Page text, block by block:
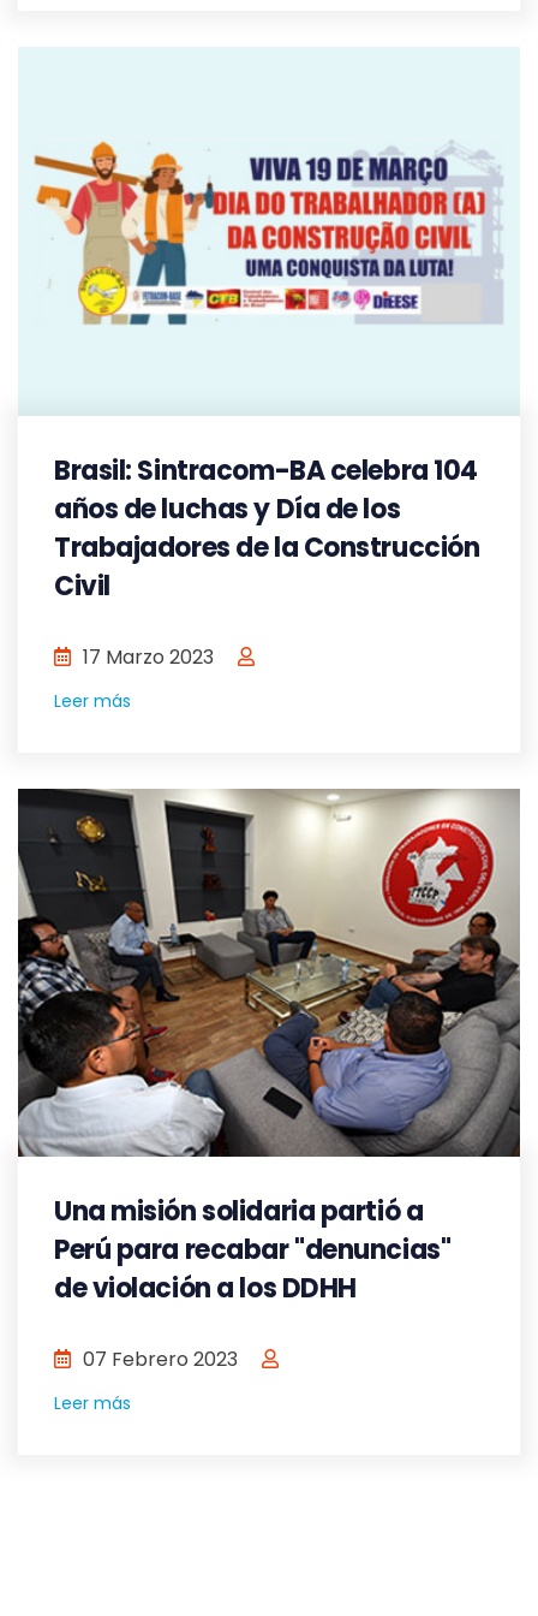
Brasil: Sintracom-BA celebra 104
años de luchas y Día de los
Trabajadores de la Construcción
Civil
17 Marzo 2023
Leer más
Una misión solidaria partió a
Perú para recabar "denuncias"
de violación a los DDHH
07 Febrero 2023
Leer más